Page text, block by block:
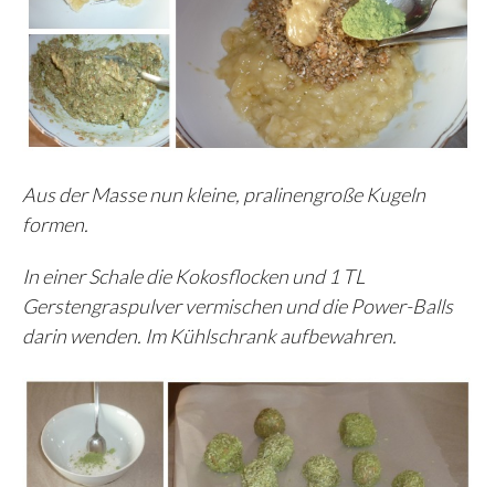
Aus der Masse nun kleine, pralinengroße Kugeln
formen.
In einer Schale die Kokosflocken und 1 TL
Gerstengraspulver vermischen und die Power-Balls
darin wenden. Im Kühlschrank aufbewahren.